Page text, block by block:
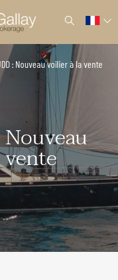
: Nouveau voilier à la vente